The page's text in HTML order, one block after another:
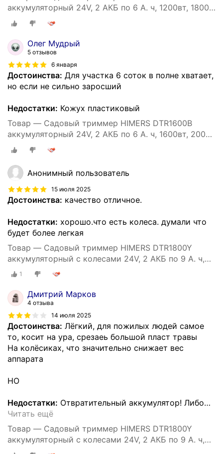
аккумуляторный 24V, 2 АКБ по 6 А. ч, 1200вт, 18000
об/мин
Олег Мудрый
5 отзывов
6 января
Достоинства: Для участка 6 соток в полне хватает,
но если не сильно заросший
Недостатки: Кожух пластиковый
Товар — Садовый триммер HIMERS DTR1600B
аккумуляторный 24V, 2 АКБ по 6 А. ч, 1600вт, 20000
об/мин
Анонимный пользователь
15 июля 2025
Достоинства: качество отличное.
Недостатки: хорошо.что есть колеса. думали что
будет более легкая
Товар — Садовый триммер HIMERS DTR1800Y
аккумуляторный с колесами 24V, 2 АКБ по 9 А. ч,
1800вт, 18000 об/мин колеса
1
Дмитрий Марков
4 отзыва
14 июля 2025
Достоинства: Лёгкий, для пожилых людей самое
то, косит на ура, срезаеь большой пласт травы
На колёсиках, что значительно снижает вес
аппарата
НО
Недостатки: Отвратительный аккумулятор! Либо…
Читать ещё
Товар — Садовый триммер HIMERS DTR1800Y
аккумуляторный с колесами 24V, 2 АКБ по 9 А. ч,
1800вт, 18000 об/мин колеса